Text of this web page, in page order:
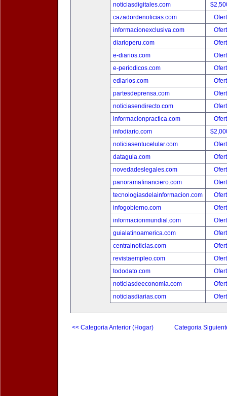
noticiasdigitales.com
cazadordenoticias.com
informacionexclusiva.com
diarioperu.com
e-diarios.com
e-periodicos.com
ediarios.com
partesdeprensa.com
noticiasendirecto.com
informacionpractica.com
infodiario.com
noticiasentucelular.com
dataguia.com
novedadeslegales.com
panoramafinanciero.com
tecnologiasdelainformacion.com
infogobierno.com
informacionmundial.com
guialatinoamerica.com
centralnoticias.com
revistaempleo.com
tododato.com
noticiasdeeconomia.com
noticiasdiarias.com
<< Categoria Anterior (Hogar) Categoria